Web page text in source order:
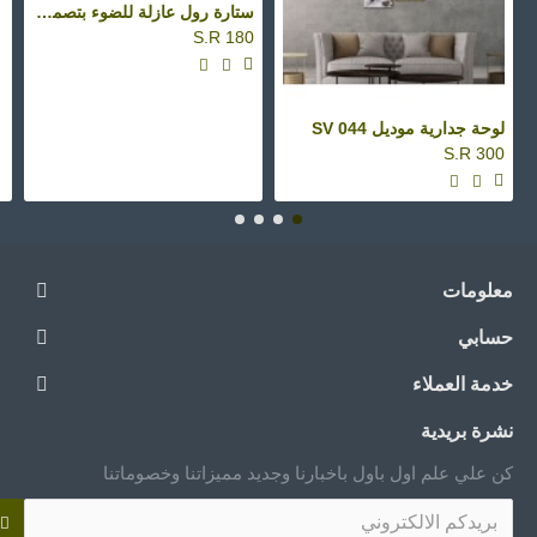
لوحة جدارية موديل SV 044
S.R 300
ستارة رول عازلة للضوء بتصميم إسلامي، ستارة تعتيم لف ثلاثية الابعاد، مقاس 150×200 سم طراز RC-400
S.R 180
معلومات
حسابي
خدمة العملاء
نشرة بريدية
كن علي علم اول باول باخبارنا وجديد مميزاتنا وخصوماتنا